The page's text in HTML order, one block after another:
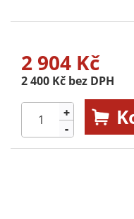
2 904 Kč
2 400 Kč bez DPH
-
+